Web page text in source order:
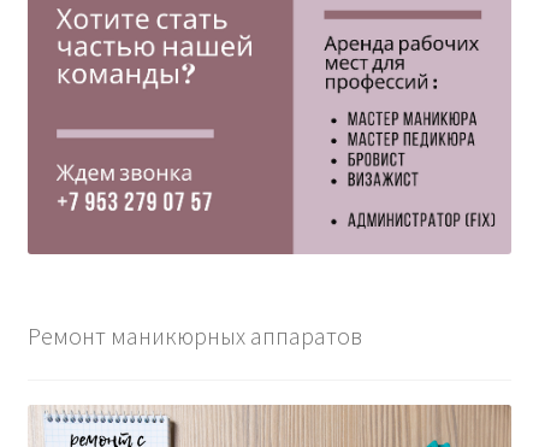
Ремонт маникюрных аппаратов